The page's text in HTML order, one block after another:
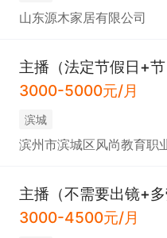
山东源木家居有限公司
主播（法定节假日+节
3000-5000元/月
滨城
滨州市滨城区风尚教育职
主播（不需要出镜+多
3000-4500元/月